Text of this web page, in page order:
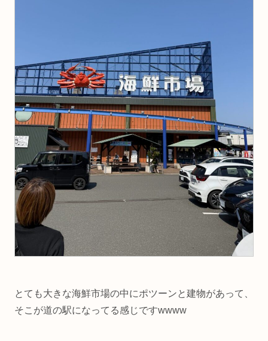
とても大きな海鮮市場の中にポツーンと建物があって、
そこが道の駅になってる感じですwwww